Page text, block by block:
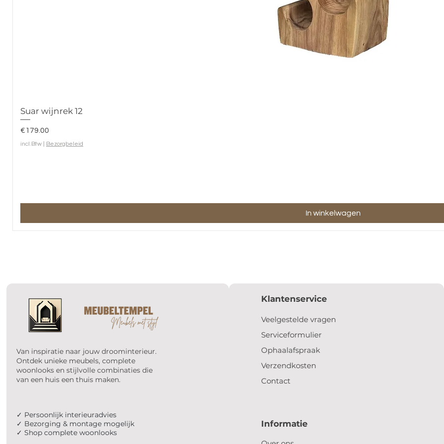
Suar wijnrek 12
Prijs
€179.00
incl.Btw Bezorgbeleid
In winkelwagen
Van inspiratie naar jouw droominterieur.
Ontdek unieke meubels, complete
woonlooks en stijlvolle combinaties die
van een huis een thuis maken.
✓ Persoonlijk interieuradvies
✓ Bezorging & montage mogelijk
✓ Shop complete woonlooks
Klantenservice
Veelgestelde vragen
Serviceformulier
Ophaalafspraak
Verzendkosten
Contact
Informatie